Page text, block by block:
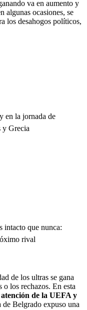
va en aumento y
algunas ocasiones, se
los desahogos políticos,
en la jornada de
y Grecia
intacto que nunca:
rival
de los ultras se gana
o los rechazos. En esta
de la UEFA y
de Belgrado expuso una